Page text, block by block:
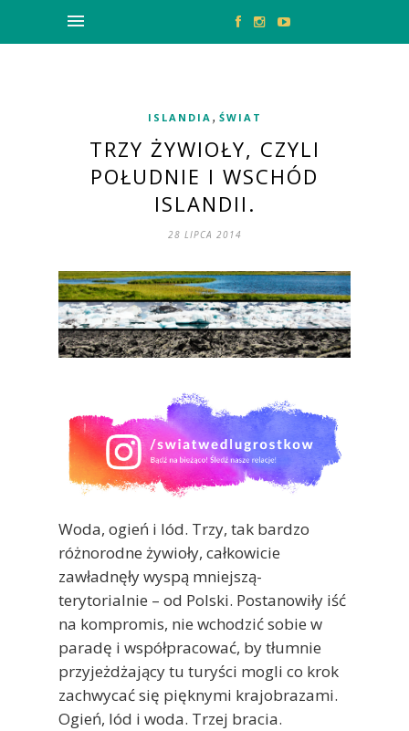
ISLANDIA , ŚWIAT
TRZY ŻYWIOŁY, CZYLI
POŁUDNIE I WSCHÓD
ISLANDII.
28 LIPCA 2014
Woda, ogień i lód. Trzy, tak bardzo
różnorodne żywioły, całkowicie
zawładnęły wyspą mniejszą-
terytorialnie – od Polski. Postanowiły iść
na kompromis, nie wchodzić sobie w
paradę i współpracować, by tłumnie
przyjeżdżający tu turyści mogli co krok
zachwycać się pięknymi krajobrazami.
Ogień, lód i woda. Trzej bracia.